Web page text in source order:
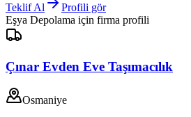
Teklif Al
Profili gör
Eşya Depolama için firma profili
Çınar Evden Eve Taşımacılık
Osmaniye